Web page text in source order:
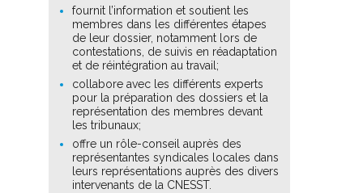
fournit l’information et soutient les
membres dans les différentes étapes
de leur dossier, notamment lors de
contestations, de suivis en réadaptation
et de réintégration au travail;
collabore avec les différents experts
pour la préparation des dossiers et la
représentation des membres devant
les tribunaux;
offre un rôle-conseil auprès des
représentantes syndicales locales dans
leurs représentations auprès des divers
intervenants de la CNESST.